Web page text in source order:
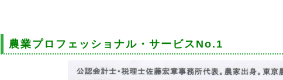
農業プロフェッショナル・サービスNo.1